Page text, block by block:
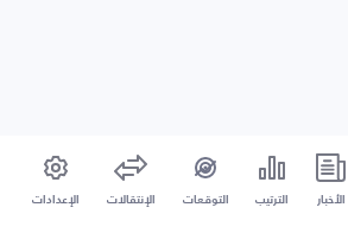
الأخبار الترتيب التوقعات الإنتقالات الإعدادات